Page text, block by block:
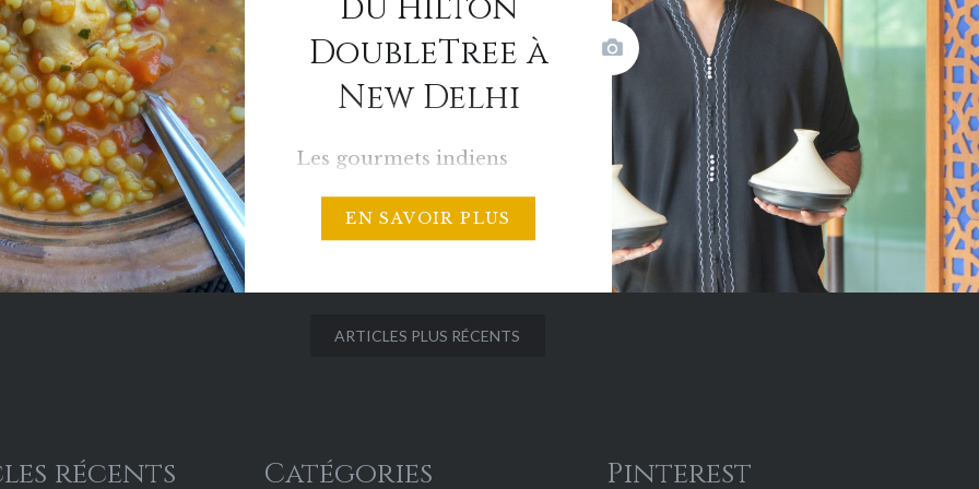
Un pari
DoubleTree à
New Delhi
Les gourmets indiens
luxueux hôtel Hilton
restaurantCuisine of
de la cuisine marocaine,
EN SAVOIR PLUS
ARTICLES PLUS RÉCENTS
récents Catégories Pinterest